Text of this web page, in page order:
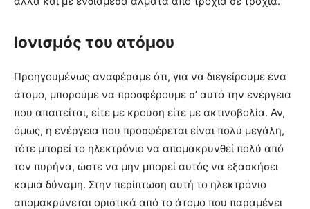
Ιονισμός του ατόμου
Προηγουμένως αναφέραμε ότι, για να διεγείρουμε ένα
άτομο, μπορούμε να προσφέρουμε σ’ αυτό την ενέργεια
που απαιτείται, είτε με κρούση είτε με ακτινοβολία. Αν,
όμως, η ενέργεια που προσφέρεται είναι πολύ μεγάλη,
τότε μπορεί το ηλεκτρόνιο να απομακρυνθεί πολύ από
τον πυρήνα, ώστε να μην μπορεί αυτός να εξασκήσει
καμιά δύναμη. Στην περίπτωση αυτή το ηλεκτρόνιο
απομακρύνεται οριστικά από το άτομο που παραμένει